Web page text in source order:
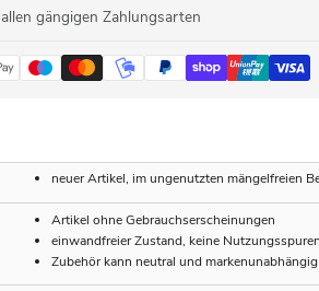
gängigen Zahlungsarten
neuer Artikel, im ungenutzten mängelfreien
Artikel ohne Gebrauchserscheinungen
einwandfreier Zustand, keine Nutzungsspuren
Zubehör kann neutral und